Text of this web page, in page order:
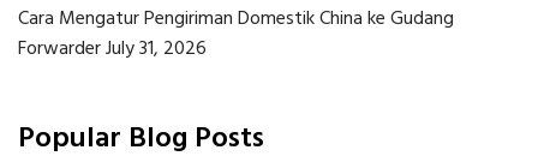
Cara Mengatur Pengiriman Domestik China ke Gudang
ForwarderJuly 31, 2026
Popular Blog Posts